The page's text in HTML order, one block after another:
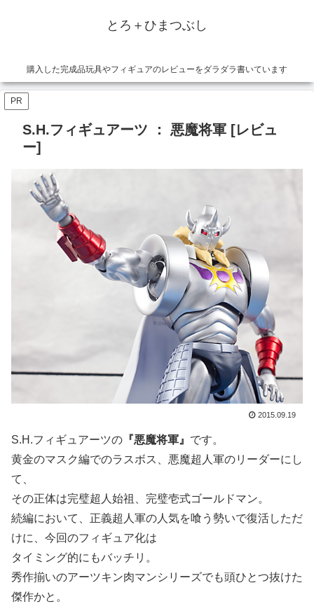
とろ＋ひまつぶし
購入した完成品玩具やフィギュアのレビューをダラダラ書いています
PR
S.H.フィギュアーツ ： 悪魔将軍 [レビュ
ー]
2015.09.19
S.H.フィギュアーツの 『悪魔将軍』 です。
黄金のマスク編でのラスボス、悪魔超人軍のリーダーにし
て、
その正体は完璧超人始祖、完璧壱式ゴールドマン。
続編において、正義超人軍の人気を喰う勢いで復活しただ
けに、今回のフィギュア化は
タイミング的にもバッチリ。
秀作揃いのアーツキン肉マンシリーズでも頭ひとつ抜けた
傑作かと。